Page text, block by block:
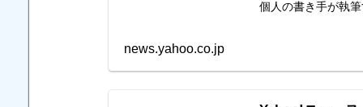
個人の書き手が執
news.yahoo.co.jp